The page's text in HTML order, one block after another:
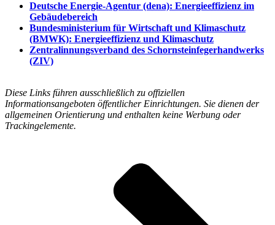
Deutsche Energie-Agentur (dena): Energieeffizienz im
Gebäudebereich
Bundesministerium für Wirtschaft und Klimaschutz
(BMWK): Energieeffizienz und Klimaschutz
Zentralinnungsverband des Schornsteinfegerhandwerks
(ZIV)
Diese Links führen ausschließlich zu offiziellen
Informationsangeboten öffentlicher Einrichtungen. Sie dienen der
allgemeinen Orientierung und enthalten keine Werbung oder
Trackingelemente.